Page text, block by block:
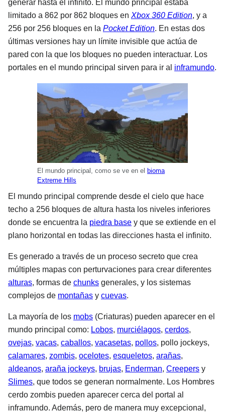
generar hasta el infinito. El mundo principal estaba
limitado a 862 por 862 bloques en Xbox 360 Edition, y a
256 por 256 bloques en la Pocket Edition. En estas dos
últimas versiones hay un límite invisible que actúa de
pared con la que los bloques no pueden interactuar. Los
portales en el mundo principal sirven para ir al inframundo.
El mundo principal, como se ve en el bioma
Extreme Hills
El mundo principal comprende desde el cielo que hace
techo a 256 bloques de altura hasta los niveles inferiores
donde se encuentra la piedra base y que se extiende en el
plano horizontal en todas las direcciones hasta el infinito.
Es generado a través de un proceso secreto que crea
múltiples mapas con perturvaciones para crear diferentes
alturas, formas de chunks generales, y los sistemas
complejos de montañas y cuevas.
La mayoría de los mobs (Criaturas) pueden aparecer en el
mundo principal como: Lobos, murciélagos, cerdos,
ovejas, vacas, caballos, vacasetas, pollos, pollo jockeys,
calamares, zombis, ocelotes, esqueletos, arañas,
aldeanos, araña jockeys, brujas, Enderman, Creepers y
Slimes, que todos se generan normalmente. Los Hombres
cerdo zombis pueden aparecer cerca del portal al
inframundo. Además, pero de manera muy excepcional,